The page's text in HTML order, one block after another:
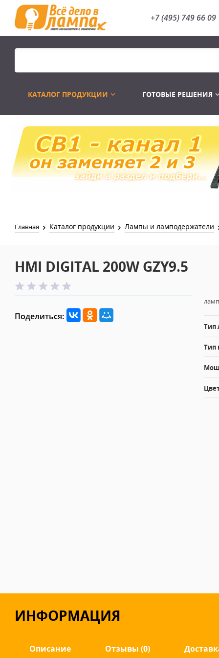
+7 (495) 749 66 09
КАТАЛОГ ПРОДУКЦИИ
Распродажа Лампы
ГОТОВЫЕ РЕШЕНИЯ
Главная Каталог продукции Лампы и ламподержатели
HMI DIGITAL 200W GZY9.5
Поделиться:
Тип
Тип
ИНФОРМАЦИЯ
Описание Отзывы (0)